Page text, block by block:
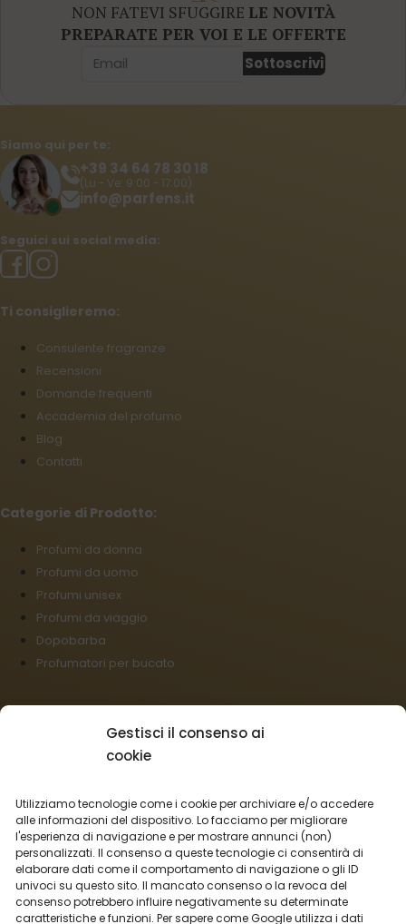
Gestisci il consenso ai
cookie
Utilizziamo tecnologie come i cookie per archiviare e/o accedere
alle informazioni del dispositivo. Lo facciamo per migliorare
l'esperienza di navigazione e per mostrare annunci (non)
personalizzati. Il consenso a queste tecnologie ci consentirà di
elaborare dati come il comportamento di navigazione o gli ID
univoci su questo sito. Il mancato consenso o la revoca del
consenso potrebbero influire negativamente su determinate
caratteristiche e funzioni. Per sapere come Google utilizza i dati
NON FATEVI SFUGGIRE LE NOVITÀ
PREPARATE PER VOI E LE OFFERTE
Sottoscrivi
Siamo qui per te:
+39 34 64 78 30 18
(Lu - Ve: 9:00 - 17:00)
info@parfens.it
Seguici sui social media:
Ti consiglieremo:
Consulente fragranze
Recensioni
Domande frequenti
Accademia del profumo
Blog
Contatti
Categorie di Prodotto:
Profumi da donna
Profumi da uomo
Profumi unisex
Profumi da viaggio
Dopobarba
Profumatori per bucato
Il negozio:
Condizioni commerciali
Informazioni sulla spedizione
Impostazioni cookies
Vendita all’ingrosso
Recesso dal contratto
Italiano